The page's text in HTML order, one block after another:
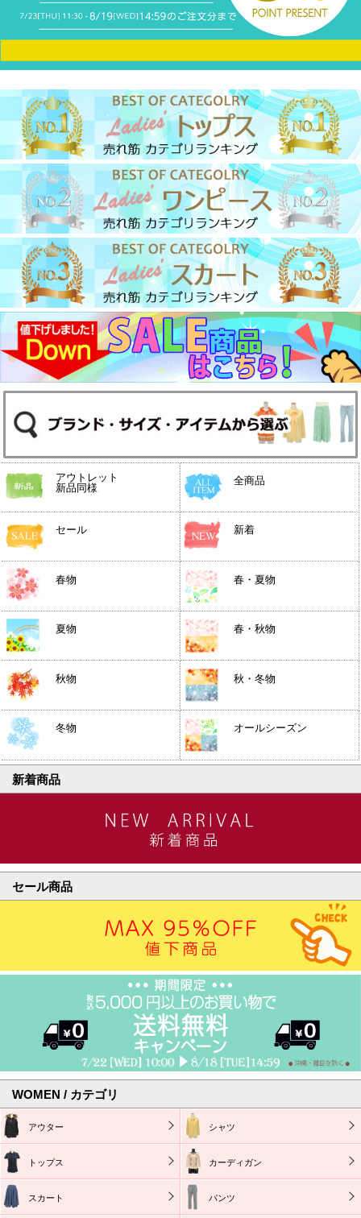
アウトレット
新品同様
全商品
セール 新着
春物 春・夏物
夏物 春・秋物
秋物 秋・冬物
冬物 オールシーズン
新着商品
セール商品
WOMEN / カテゴリ
アウター シャツ
トップス カーディガン
スカート パンツ